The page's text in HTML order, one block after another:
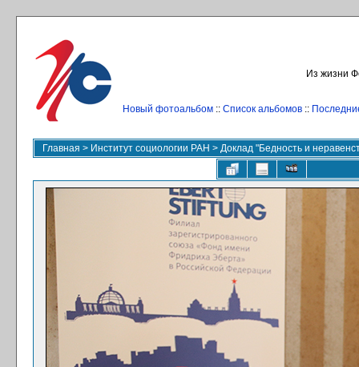
Из жизни
Новый фотоальбом :: Список альбомов ::
Главная > Институт социологии РАН > Доклад "Бедность и